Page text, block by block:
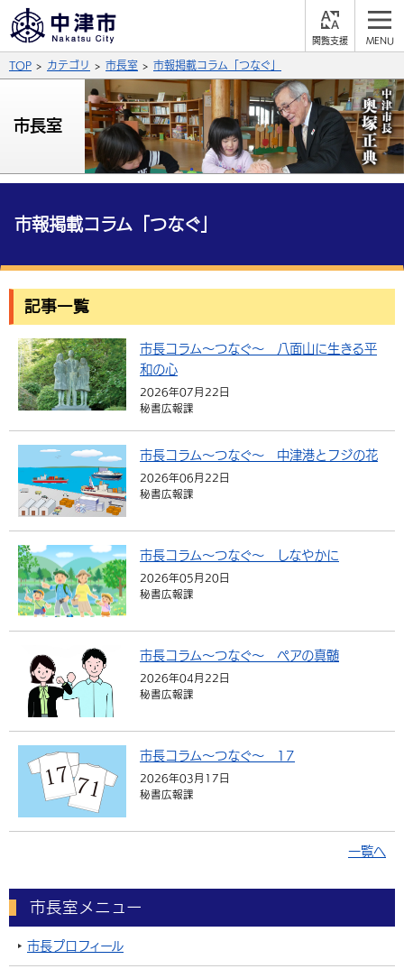
やさしい日本語
ふりがなをつける
背景色
青
文字の大きさ
拡大 標準 縮小
言語を選択
英語（English）
組織案内
サイト内検索
くらしの情報
届出・登録・証明
福祉・介護 健康・予防
税金 住宅・インフラ
外国人の方向け情報
事業者の方へ
入札・契約 産業・雇用
農林水産業 税金
子育て・教育
施設情報 子どもを預ける
手当・助成 健康・医療
相談・支援・情報 計画・施策
観光・移住
観光なび スポットを探す
遊ぶ・体験する
買う・おみやげ
移住・定住
市政情報
中津市について
地方創生・地域活性化
行政・計画
TOP カテゴリ 市長室 市報掲載コラム「つなぐ」
市長室
市報掲載コラム「つなぐ」
記事一覧
市長コラム～つなぐ～ 八面山に生きる平
和の心
2026年07月22日
秘書広報課
市長コラム～つなぐ～ 中津港とフジの花
2026年06月22日
秘書広報課
市長コラム～つなぐ～ しなやかに
2026年05月20日
秘書広報課
市長コラム～つなぐ～ ペアの真髄
2026年04月22日
秘書広報課
市長コラム～つなぐ～ 17
2026年03月17日
秘書広報課
一覧へ
市長室メニュー
市長プロフィール